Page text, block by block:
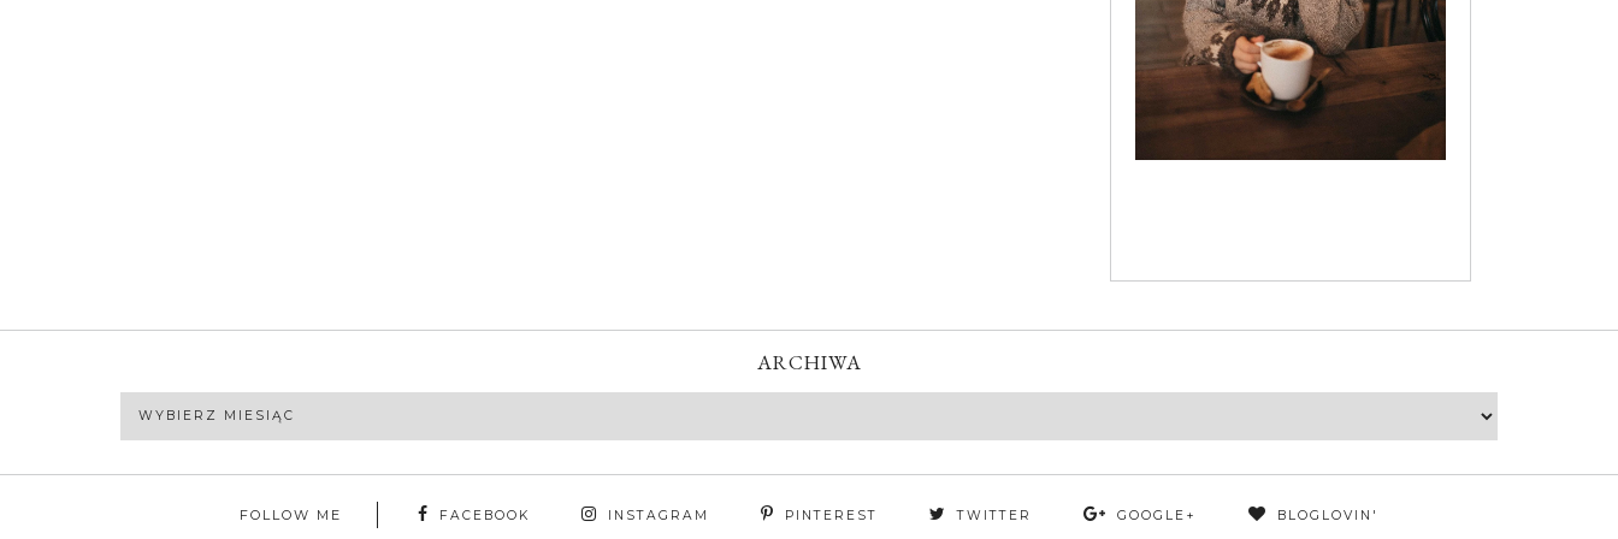
ARCHIWA
Archiwa
FOLLOW ME FACEBOOK INSTAGRAM PINTEREST TWITTER GOOGLE+ BLOGLOVIN'